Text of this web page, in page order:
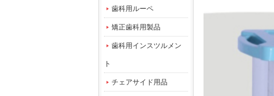
歯科用ルーペ
矯正歯科用製品
歯科用インスツルメン
ト
チェアサイド用品